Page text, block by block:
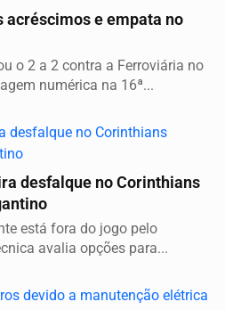
acréscimos e empata no
o 2 a 2 contra a Ferroviária no
numérica na 16ª...
desfalque no Corinthians
está fora do jogo pelo
avalia opções para...